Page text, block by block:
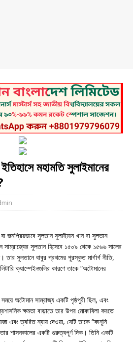
মহামতি সুলাইমানের
জনপ্রিয়ভাবে সুলতান সুলাইমান খান বা সুলতান
সাম্রাজ্যের সুলতান হিসেবে ১৫০৯ থেকে ১৫৬৬ সালের
তার সুলতানে বাবুর প্রথমের পুরস্কৃত মার্গার্গ নীতি,
ক্যাম্পেইনগুলির কারণে তাকে “অটোমানের
অটোমান সাম্রাজ্য একটি পৃষ্ঠপুরী ছিল, এবং
ক্ষমতা বাড়াতে তার উপর মোকাবিলা করতে
এবং ত্বরিত ন্যায় দেওয়া, যেটি তাকে “কানূনি
শাসনকালের একটি গুরুত্বপূর্ণ দিক। তিনি একটি